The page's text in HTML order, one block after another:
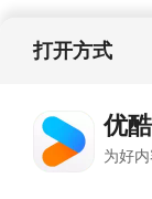
打开方式
优酷
为好